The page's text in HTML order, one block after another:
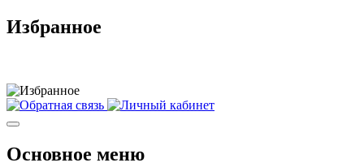
Избранное
Основное меню